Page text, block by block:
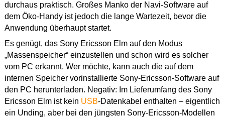
durchaus praktisch. Großes Manko der Navi-Software auf
dem Öko-Handy ist jedoch die lange Wartezeit, bevor die
Anwendung überhaupt startet.
Es genügt, das Sony Ericsson Elm auf den Modus
„Massenspeicher“ einzustellen und schon wird es solcher
vom PC erkannt. Wer möchte, kann auch die auf dem
internen Speicher vorinstallierte Sony-Ericsson-Software auf
den PC herunterladen. Negativ: Im Lieferumfang des Sony
Ericsson Elm ist kein USB-Datenkabel enthalten – eigentlich
ein Unding, aber bei den jüngsten Sony-Ericsson-Modellen